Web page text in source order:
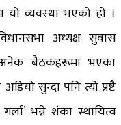
व्यवस्था भएको हो ।
अध्यक्ष सुवास
अनेक बैठकहरूमा भएका
सुन्दा पनि त्यो प्रष्टै
भन्ने शंका स्थायित्व